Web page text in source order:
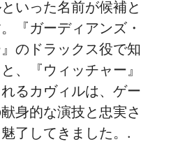
いった名前が候補と
『ガーディアンズ・
のドラックス役で知
、『ウィッチャー』
るカヴィルは、ゲー
身的な演技と忠実さ
了してきました。.